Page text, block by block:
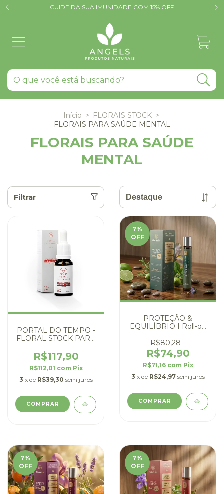
CUIDE DA SUA IMUNIDADE COM 15% OFF
Início > FLORAIS STOCK >
FLORAIS PARA SAÚDE MENTAL
FLORAIS PARA SAÚDE
MENTAL
Filtrar
PORTAL DO TEMPO -
FLORAL STOCK PARA
R$117,90
R$112,01 com Pix
3 x de R$39,30 sem juros
7%
OFF
PROTEÇÃO &
EQUILÍBRIO I Roll-on
R$80,28
R$74,90
R$71,16 com Pix
3 x de R$24,97 sem juros
7%
OFF
7%
OFF